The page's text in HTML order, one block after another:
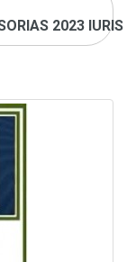
2023 IURIS